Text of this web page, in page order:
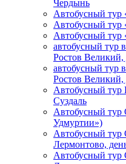
Чердынь
Автобусный тур
Автобусный тур
Автобусный тур
автобусный тур
Ростов Великий,
автобусный тур
Ростов Великий,
Автобусный
Суздаль
Автобусный тур
Удмуртии»)
Автобусный тур
Лермонтово,
Автобусный тур